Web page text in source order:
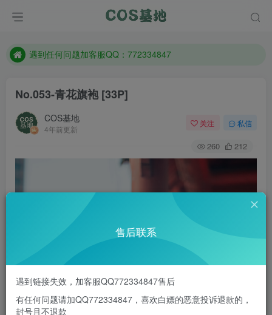
防失联：百度搜索《一七天佳》，实时查看最新站点。
遇到任何问题加客服QQ：772334847
No.053-青花旗袍 [33P]
COS基地
4年前更新
关注 私信
260 212
售后联系
遇到链接失效，加客服QQ772334847售后
有任何问题请加QQ772334847，喜欢白嫖的恶意投诉退款的，
封号且不退款